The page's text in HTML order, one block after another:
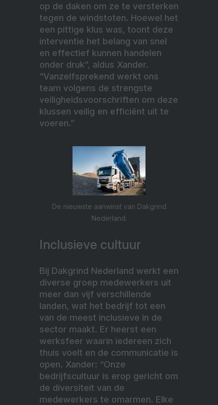
op de daken om ze te versterken
tegen de windstoten. Hoewel het
een pittige klus was, toont deze
interventie het belang van snel
en effectief kunnen handelen
onder druk”, aldus Xander.
“Vanzelfsprekend werkt ons
team volgens de strengste
veiligheidsvoorschriften om deze
klussen veilig en efficiënt uit te
voeren.”
De nieuwste aanwinst van Dakgrind
Nederland.
Inclusieve cultuur
Bij Dakgrind Nederland werkt een
diverse groep medewerkers uit
meer dan vijf verschillende
landen, wat het bedrijf tot een
van de meest inclusieve in de
sector maakt. Er heerst een
werksfeer waarin iedereen zich
thuis voelt en de communicatie is
open. Xander: “Onze
bedrijfscultuur is erop gericht om
de diversiteit van de
medewerkers te omarmen. Elke